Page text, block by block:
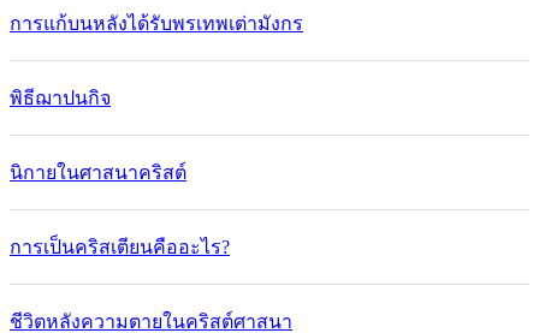
การแก้บนหลังได้รับพรเทพเต่ามังกร
พิธีฌาปนกิจ
นิกายในศาสนาคริสต์
การเป็นคริสเตียนคืออะไร?
ชีวิตหลังความตายในคริสต์ศาสนา